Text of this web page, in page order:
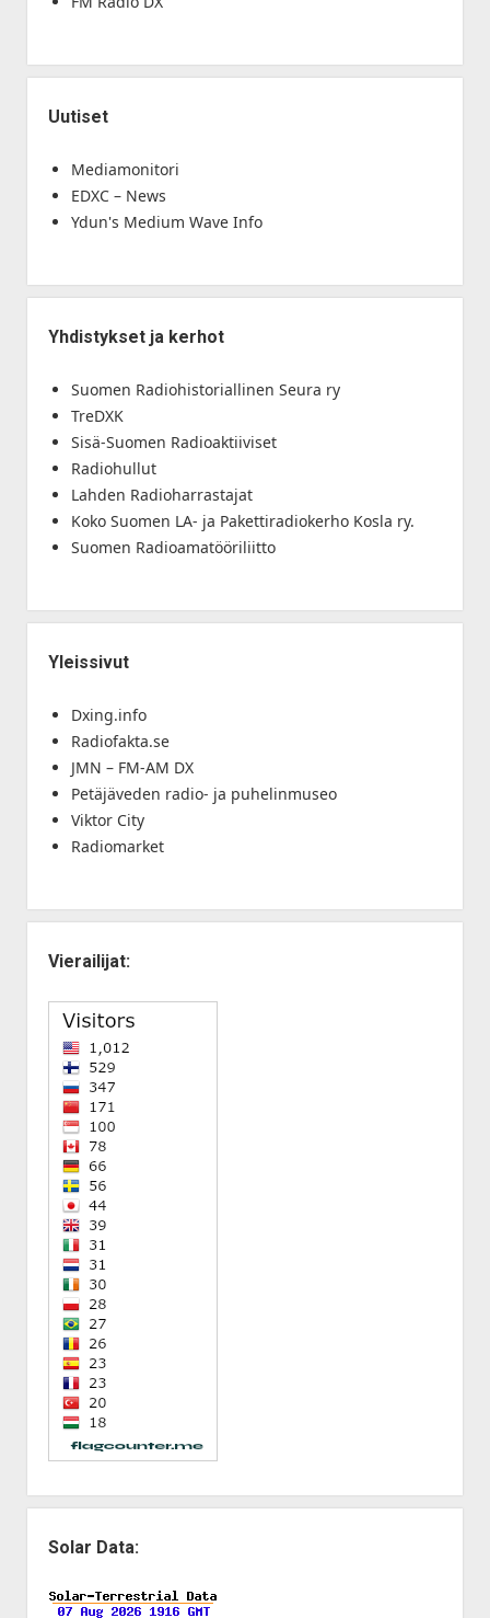
Uutiset
Mediamonitori
EDXC – News
Ydun's Medium Wave Info
Yhdistykset ja kerhot
Suomen Radiohistoriallinen Seura ry
TreDXK
Sisä-Suomen Radioaktiiviset
Radiohullut
Lahden Radioharrastajat
Koko Suomen LA- ja Pakettiradiokerho Kosla ry.
Suomen Radioamatööriliitto
Yleissivut
Dxing.info
Radiofakta.se
JMN – FM-AM DX
Petäjäveden radio- ja puhelinmuseo
Viktor City
Radiomarket
Vierailijat:
Solar Data: